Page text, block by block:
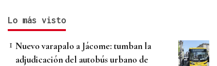
Lo más visto
Nuevo varapalo a Jácome: tumban la
adjudicación del autobús urbano de